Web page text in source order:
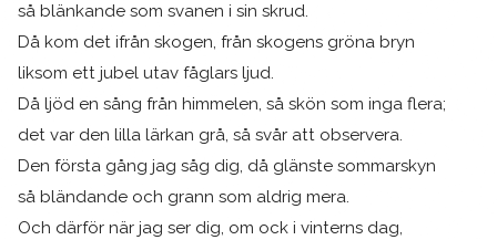
så blänkande som svanen i sin skrud.
Då kom det ifrån skogen, från skogens gröna bryn
liksom ett jubel utav fåglars ljud.
Då ljöd en sång från himmelen, så skön som inga flera;
det var den lilla lärkan grå, så svår att observera.
Den första gång jag såg dig, då glänste sommarskyn
så bländande och grann som aldrig mera.
Och därför när jag ser dig, om ock i vinterns dag,